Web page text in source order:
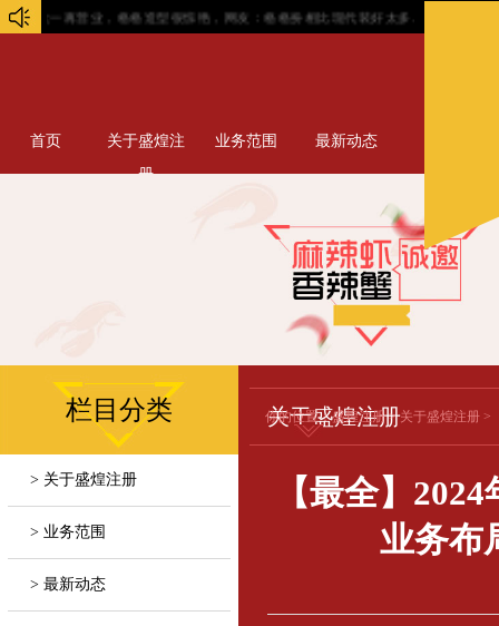
业，格格造型很惊艳，网友：格格扮相比现代装好太多... 聪明的女人大都知道：厉
首页
关于盛煌注
册
业务范围 最新动态
栏目分类
> 关于盛煌注册
> 业务范围
> 最新动态
关于盛煌注册
你的位置：盛煌注册>关于盛煌注册 >
【最全】
业务布